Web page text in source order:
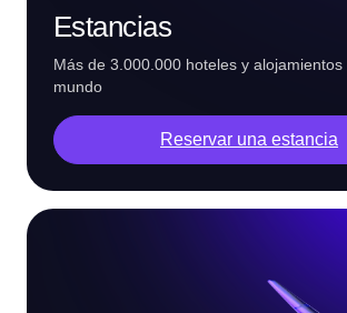
Estancias
Más de 3.000.000 hoteles y
mundo
Reservar una estancia